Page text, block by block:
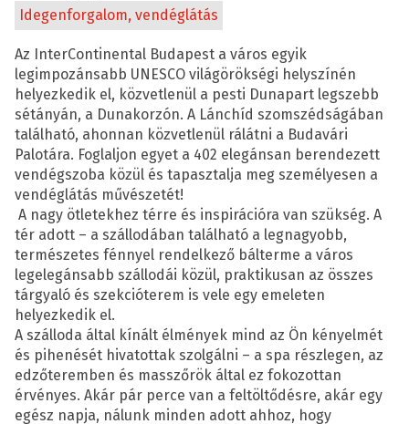
Idegenforgalom, vendéglátás
Az InterContinental Budapest a város egyik
legimpozánsabb UNESCO világörökségi helyszínén
helyezkedik el, közvetlenül a pesti Dunapart legszebb
sétányán, a Dunakorzón. A Lánchíd szomszédságában
található, ahonnan közvetlenül rálátni a Budavári
Palotára. Foglaljon egyet a 402 elegánsan berendezett
vendégszoba közül és tapasztalja meg személyesen a
vendéglátás művészetét!
A nagy ötletekhez térre és inspirációra van szükség. A
tér adott – a szállodában található a legnagyobb,
természetes fénnyel rendelkező bálterme a város
legelegánsabb szállodái közül, praktikusan az összes
tárgyaló és szekcióterem is vele egy emeleten
helyezkedik el.
A szálloda által kínált élmények mind az Ön kényelmét
és pihenését hivatottak szolgálni – a spa részlegen, az
edzőteremben és masszőrök által ez fokozottan
érvényes. Akár pár perce van a feltöltődésre, akár egy
egész napja, nálunk minden adott ahhoz, hogy